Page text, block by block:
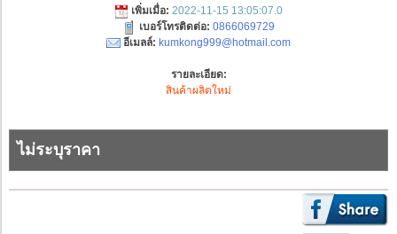
เพิ่มเมื่อ: 2022-11-15 13:05:07.0
เบอร์โทรติดต่อ: 0866069729
อีเมลล์: kumkong999@hotmail.com
รายละเอียด:
สินค้าผลิตใหม่
ไม่ระบุราคา